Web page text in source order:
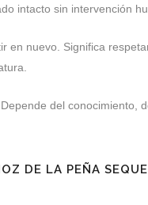
intacto sin intervención
en nuevo. Significa
del conocimiento,
DE LA PEÑA